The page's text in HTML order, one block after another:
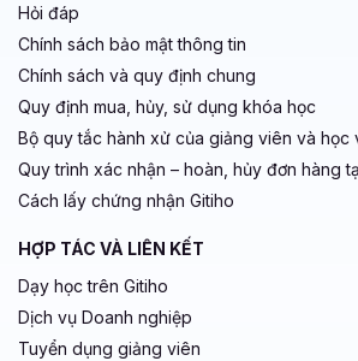
Hỏi đáp
Chính sách bảo mật thông tin
Chính sách và quy định chung
Quy định mua, hủy, sử dụng khóa học
Bộ quy tắc hành xử của giảng viên và học
Quy trình xác nhận – hoàn, hủy đơn hàng
Cách lấy chứng nhận Gitiho
HỢP TÁC VÀ LIÊN KẾT
Dạy học trên Gitiho
Dịch vụ Doanh nghiệp
Tuyển dụng giảng viên